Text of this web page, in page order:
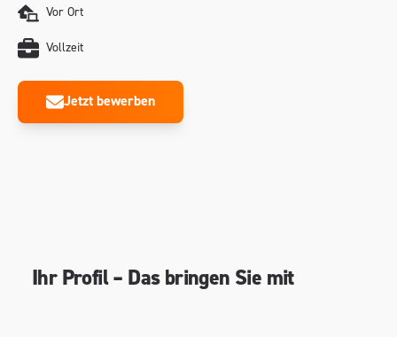
Vor Ort
Vollzeit
Jetzt bewerben
Ihr Profil – Das bringen Sie mit